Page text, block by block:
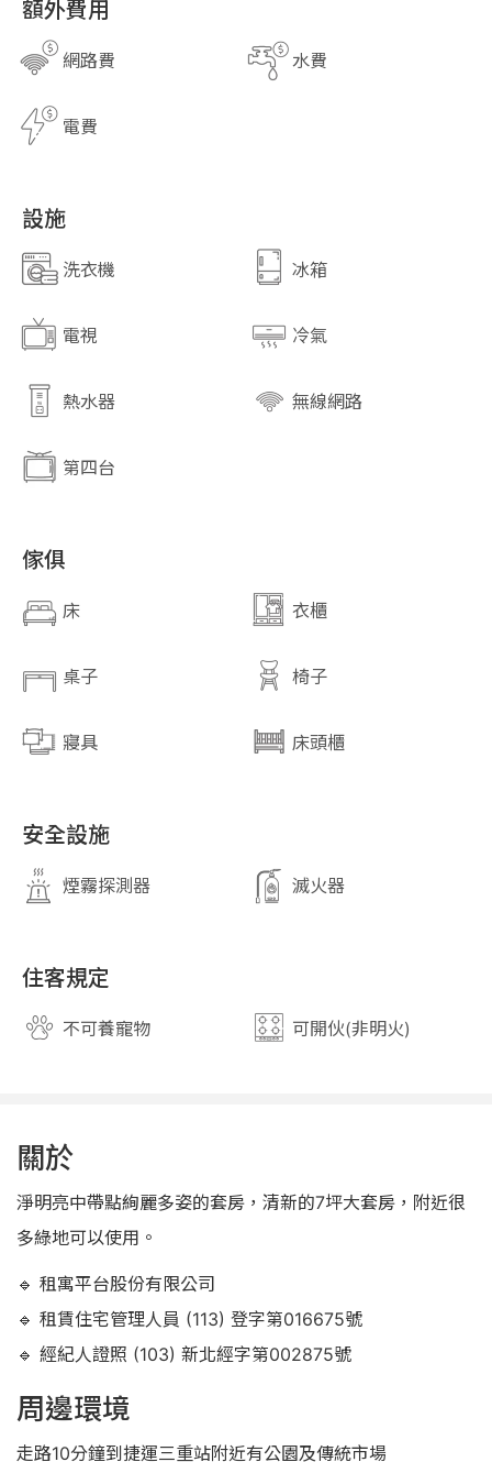
close
額外費用
網路費 水費
電費
設施
洗衣機 冰箱
電視 冷氣
熱水器 無線網路
第四台
傢俱
床 衣櫃
桌子 椅子
寢具 床頭櫃
安全設施
煙霧探測器 滅火器
住客規定
不可養寵物 可開伙(非明火)
關於
淨明亮中帶點絢麗多姿的套房，清新的7坪大套房，附近很
多綠地可以使用。
🔹 租寓平台股份有限公司
🔹 租賃住宅管理人員 (113) 登字第016675號
🔹 經紀人證照 (103) 新北經字第002875號
周邊環境
走路10分鐘到捷運三重站附近有公園及傳統市場